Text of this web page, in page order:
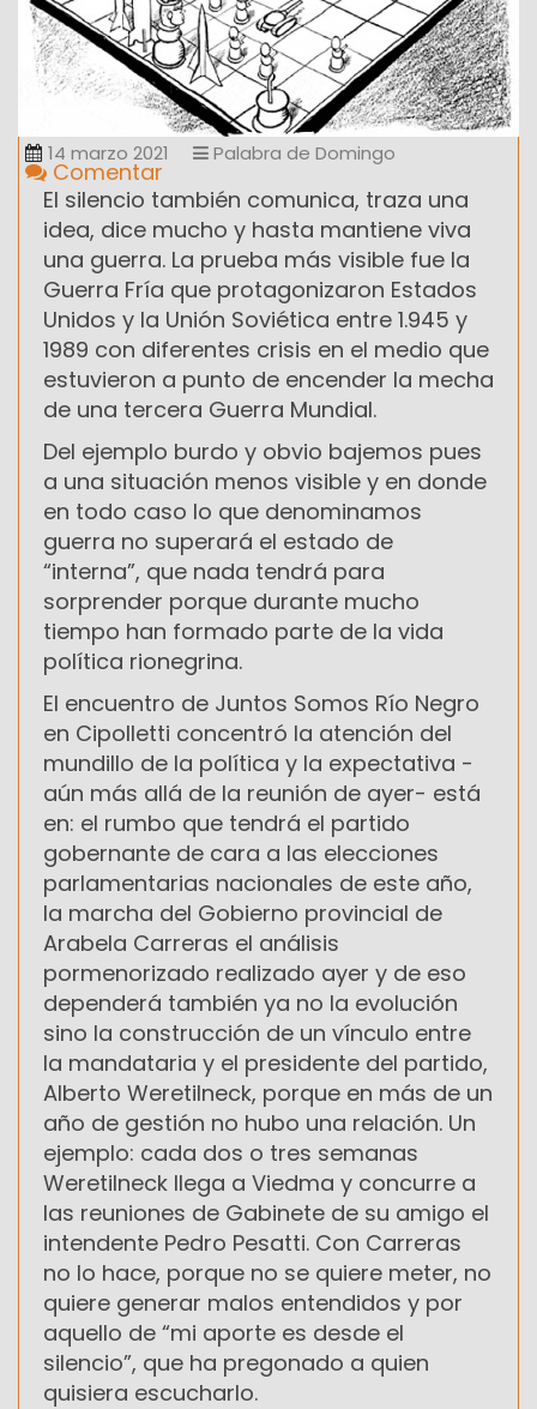
14 marzo 2021 Palabra de Domingo
Comentar
El silencio también comunica, traza una
idea, dice mucho y hasta mantiene viva
una guerra. La prueba más visible fue la
Guerra Fría que protagonizaron Estados
Unidos y la Unión Soviética entre 1.945 y
1989 con diferentes crisis en el medio que
estuvieron a punto de encender la mecha
de una tercera Guerra Mundial.
Del ejemplo burdo y obvio bajemos pues
a una situación menos visible y en donde
en todo caso lo que denominamos
guerra no superará el estado de
“interna”, que nada tendrá para
sorprender porque durante mucho
tiempo han formado parte de la vida
política rionegrina.
El encuentro de Juntos Somos Río Negro
en Cipolletti concentró la atención del
mundillo de la política y la expectativa -
aún más allá de la reunión de ayer- está
en: el rumbo que tendrá el partido
gobernante de cara a las elecciones
parlamentarias nacionales de este año,
la marcha del Gobierno provincial de
Arabela Carreras el análisis
pormenorizado realizado ayer y de eso
dependerá también ya no la evolución
sino la construcción de un vínculo entre
la mandataria y el presidente del partido,
Alberto Weretilneck, porque en más de un
año de gestión no hubo una relación. Un
ejemplo: cada dos o tres semanas
Weretilneck llega a Viedma y concurre a
las reuniones de Gabinete de su amigo el
intendente Pedro Pesatti. Con Carreras
no lo hace, porque no se quiere meter, no
quiere generar malos entendidos y por
aquello de “mi aporte es desde el
silencio”, que ha pregonado a quien
quisiera escucharlo.